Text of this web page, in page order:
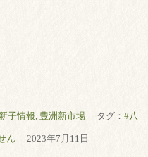
新子情報 豊洲新市場 ｜ タグ： #八
ん ｜ 2023年7月11日